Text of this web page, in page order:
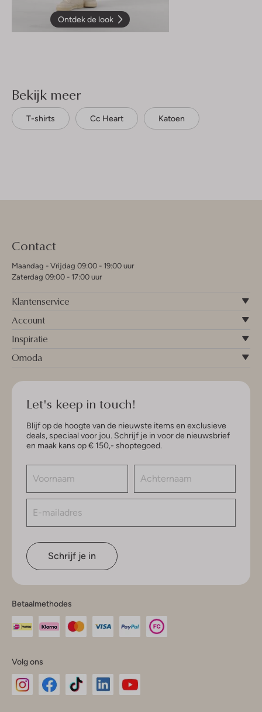
Ontdek de look
Bekijk meer
T-shirts Cc Heart Katoen
Contact
Maandag - Vrijdag 09:00 - 19:00 uur
Zaterdag 09:00 - 17:00 uur
Klantenservice
Account
Inspiratie
Omoda
Let's keep in touch!
Blijf op de hoogte van de nieuwste items en exclusieve
deals, speciaal voor jou. Schrijf je in voor de nieuwsbrief
en maak kans op € 150,- shoptegoed.
Schrijf je in
Betaalmethodes
Volg ons